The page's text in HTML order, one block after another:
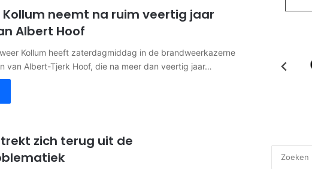
neemt na ruim veertig jaar
Albert Hoof
Kollum heeft zaterdagmiddag in de brandweerkazerne
van Albert-Tjerk Hoof, die na meer dan veertig jaar…
zich terug uit de